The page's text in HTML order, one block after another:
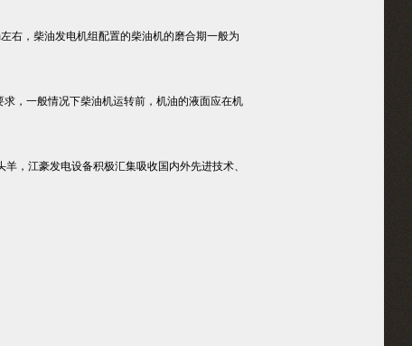
右，柴油发电机组配置的柴油机的磨合期一般为
，一般情况下柴油机运转前，机油的液面应在机
，江豪发电设备积极汇集吸收国内外先进技术、